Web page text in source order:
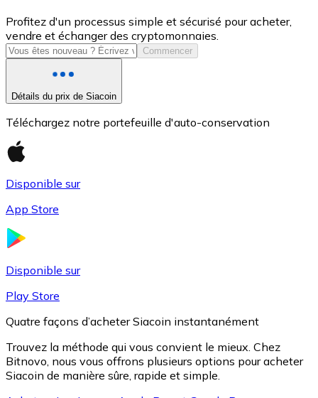
USD Coin
USDC
Profitez d'un processus simple et sécurisé pour acheter,
vendre et échanger des cryptomonnaies.
Commencer
Détails du prix de Siacoin
Téléchargez notre portefeuille d'auto-conservation
Disponible sur
App Store
Disponible sur
Play Store
Quatre façons d’acheter Siacoin instantanément
Trouvez la méthode qui vous convient le mieux. Chez
Bitnovo, nous vous offrons plusieurs options pour acheter
Siacoin de manière sûre, rapide et simple.